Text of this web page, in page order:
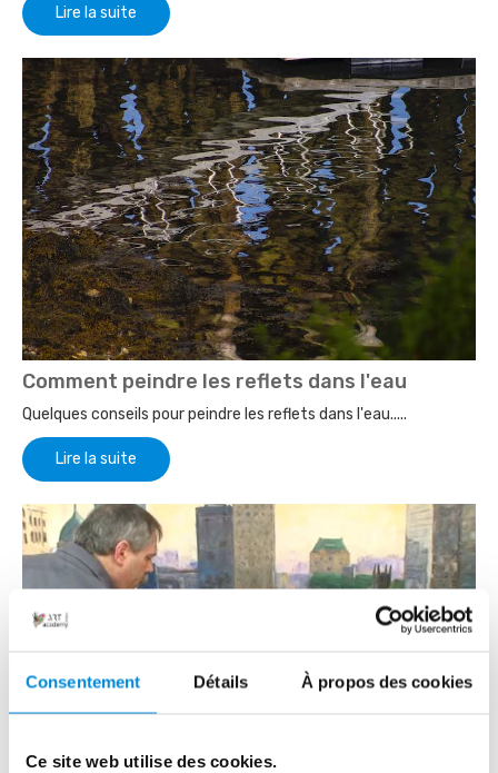
Consentement Détails À propos des cookies
Ce site web utilise des cookies.
Lire la suite
Comment peindre les reflets dans l'eau
Quelques conseils pour peindre les reflets dans l'eau.....
Lire la suite